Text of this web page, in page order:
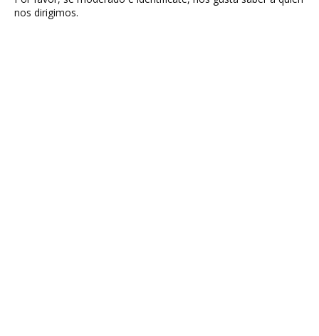
nos dirigimos.